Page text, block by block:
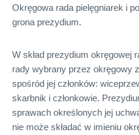
Okręgowa rada pielęgniarek i
grona prezydium.
W skład prezydium okręgowej
rady wybrany przez okręgowy
spośród jej członków:
skarbnik i członkowie.
sprawach określonych jej
nie może składać w imieniu